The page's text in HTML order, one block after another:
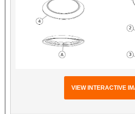
VIEW INTERACTIVE